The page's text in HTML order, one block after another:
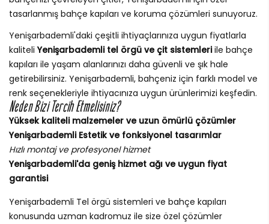
tasarlanmış bahçe kapıları ve koruma çözümleri sunuyoruz.
Yenişarbademli'daki çeşitli ihtiyaçlarınıza uygun fiyatlarla
kaliteliYenişarbademli tel örgü ve çit sistemleriile bahçe
kapıları ile yaşam alanlarınızı daha güvenli ve şık hale
getirebilirsiniz. Yenişarbademli, bahçeniz için farklı model ve
renk seçenekleriyle ihtiyacınıza uygun ürünlerimizi keşfedin.
Neden Bizi Tercih Etmelisiniz?
Yüksek kaliteli malzemeler ve uzun ömürlü çözümler
Yenişarbademli Estetik ve fonksiyonel tasarımlar
Hızlı montaj ve profesyonel hizmet
Yenişarbademli'da geniş hizmet ağı ve uygun fiyat
garantisi
Yenişarbademli Tel örgü sistemleri ve bahçe kapıları
konusunda uzman kadromuz ile size özel çözümler